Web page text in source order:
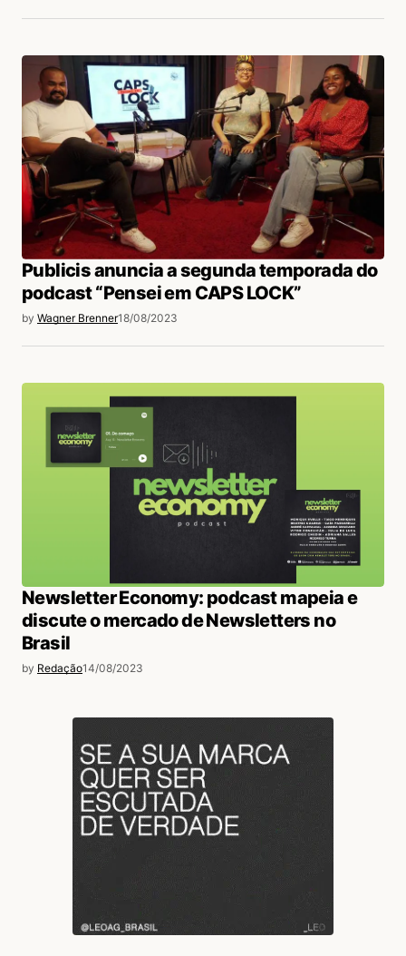
Publicis anuncia a segunda temporada do
podcast “Pensei em CAPS LOCK”
by Wagner Brenner18/08/2023
Newsletter Economy: podcast mapeia e
discute o mercado de Newsletters no
Brasil
by Redação14/08/2023